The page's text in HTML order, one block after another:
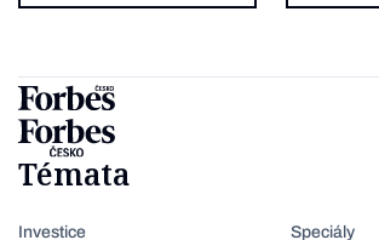
Témata
Investice
Speciály